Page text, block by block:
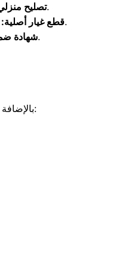
تصليحتتم كافة أعمال الفحص والإصلاح بالكامل داخل منزلك دون نقل الجهاز.
قطع غيار أصلية:لا نستخدم سوى قطع الغيار المعتمدة لضمان العمر الافتراضي الطويل للجهاز.
شهادةيمنح المركز العميل ضماناً حقيقياً على الصيانة والأجزاء المستبدلة.
بالإضافة إلى كافة الوحدات المحلية والقرى التابعة للمركز لضمان الوصول إليكم أينما كنتم: